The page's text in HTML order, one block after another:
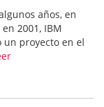
años, en
2001, IBM
un proyecto en el